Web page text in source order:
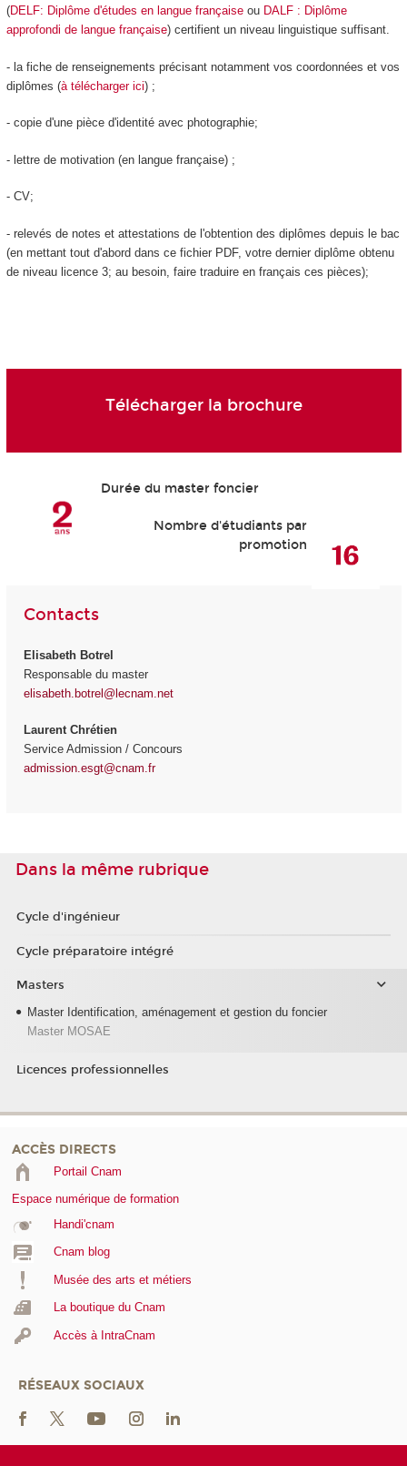
(DELF: Diplôme d'études en langue françaiseou DALF : Diplôme
approfondi de langue française) certifient un niveau linguistique suffisant.
- la fiche de renseignements précisant notamment vos coordonnées et vos
diplômes (à télécharger ici) ;
- copie d'une pièce d'identité avec photographie;
- lettre de motivation (en langue française) ;
- CV;
- relevés de notes et attestations de l'obtention des diplômes depuis le bac
(en mettant tout d'abord dans ce fichier PDF, votre dernier diplôme obtenu
de niveau licence 3; au besoin, faire traduire en français ces pièces);
Télécharger la brochure
Durée du master foncier
Nombre d'étudiants par
promotion
Contacts
Elisabeth Botrel
Responsable du master
elisabeth.botrel@lecnam.net
Laurent Chrétien
Service Admission / Concours
admission.esgt@cnam.fr
Dans la même rubrique
Cycle d'ingénieur
Cycle préparatoire intégré
Masters
Master Identification, aménagement et gestion du foncier
Master MOSAE
Licences professionnelles
ACCÈS DIRECTS
Portail Cnam
Espace numérique de formation
Handi'cnam
Cnam blog
Musée des arts et métiers
La boutique du Cnam
Accès à IntraCnam
RÉSEAUX SOCIAUX